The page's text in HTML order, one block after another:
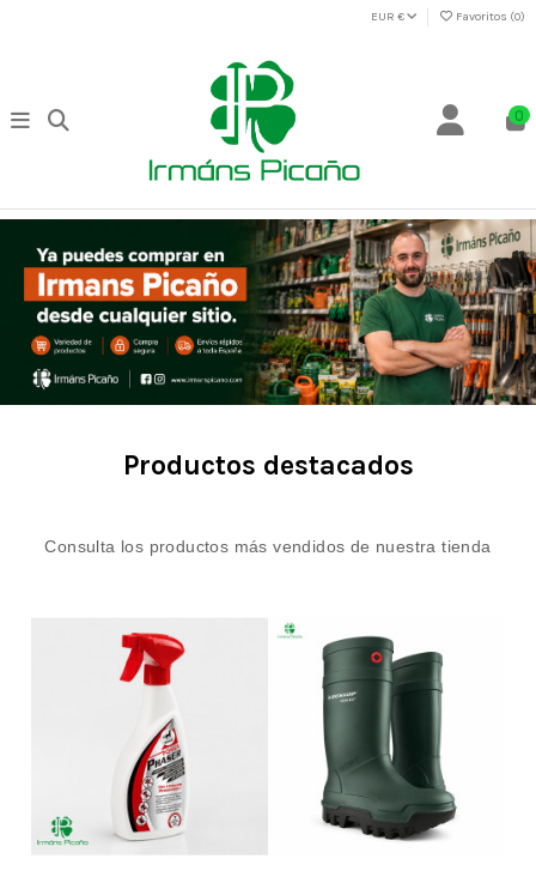
EUR € Favoritos (0)
0
Productos destacados
Consulta los productos más vendidos de nuestra tienda